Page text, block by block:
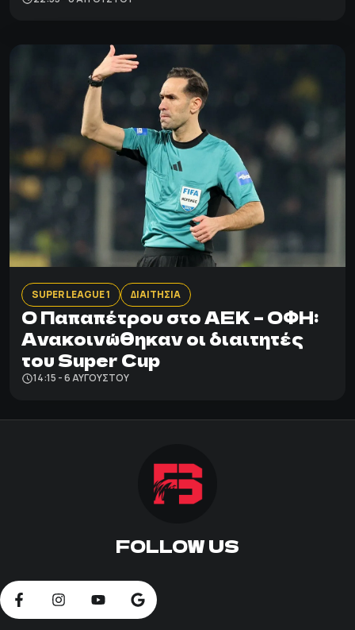
SUPER LEAGUE 1 ΔΙΑΙΤΗΣΙΑ
Ο Παπαπέτρου στο ΑΕΚ – ΟΦΗ:
Ανακοινώθηκαν οι διαιτητές
του Super Cup
14:15 - 6 ΑΥΓΟΎΣΤΟΥ
FOLLOW US